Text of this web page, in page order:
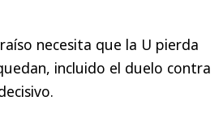
necesita que la U pierda
incluido el duelo contra